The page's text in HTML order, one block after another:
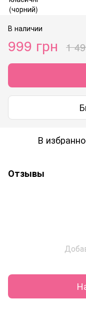
В наличии
999 грн 1
В
Отзывы